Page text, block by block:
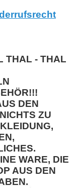
THAL - THAL
DEN
ZU
WARE, DIE
AUS DEN